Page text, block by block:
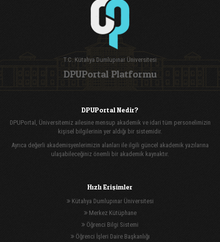
T.C. Kütahya Dumlupınar Üniversitesi
DPUPortal Platformu
DPUPortal Nedir?
DPUPortal, Üniversitemiz ailesine mensup akademik ve idari tüm personelimizin
kişisel bilgilerinin yer aldığı bir sistemidir.
Ayrıca değerli akademisyenlerimizin alanları ile ilgili güncel akademik yazılarına
ulaşabileceğiniz önemli bir akademik kaynaktır.
Hızlı Erişimler
Kütahya Dumlupınar Üniversitesi
Merkez Kütüphane
Öğrenci Bilgi Sistemi
Öğrenci İşleri Daire Başkanlığı